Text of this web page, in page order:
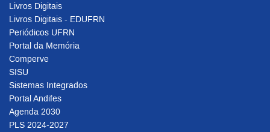
Livros Digitais
Livros Digitais - EDUFRN
Periódicos UFRN
Portal da Memória
Comperve
SISU
Sistemas Integrados
Portal Andifes
Agenda 2030
PLS 2024-2027